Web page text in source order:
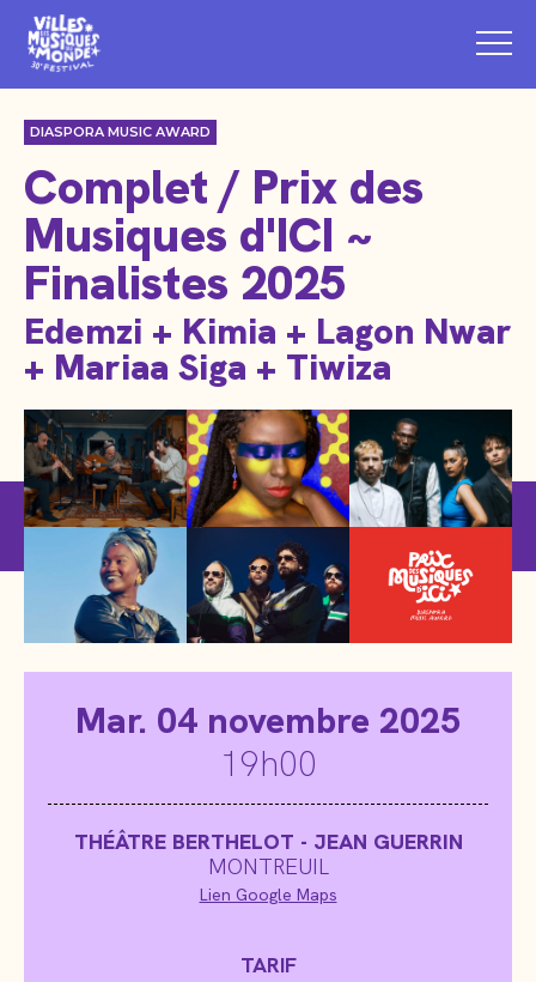
DIASPORA MUSIC AWARD
Complet / Prix des
Musiques d'ICI ~
Finalistes 2025
Edemzi + Kimia + Lagon Nwar
+ Mariaa Siga + Tiwiza
Mar. 04 novembre 2025
19h00
THÉÂTRE BERTHELOT - JEAN GUERRIN
MONTREUIL
Lien Google Maps
TARIF